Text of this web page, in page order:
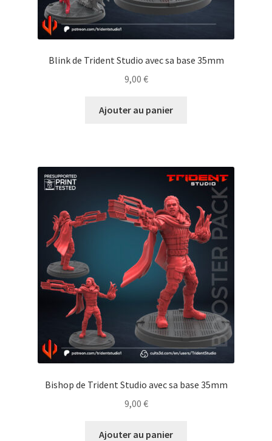
Blink de Trident Studio avec sa base 35mm
9,00 €
Ajouter au panier
Bishop de Trident Studio avec sa base 35mm
9,00 €
Ajouter au panier